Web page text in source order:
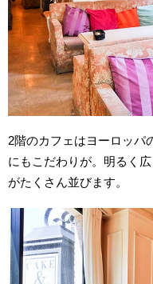
2階のカフェはヨーロッパ
にもこだわりが。明るく
がたくさん並びます。